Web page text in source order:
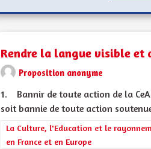
Rendre la langue visible et
Proposition anonyme
1. Bannir de toute action de la
soit bannie de toute action
Filtrer les résultats de la catégorie :
La Culture, l'Education et le
en France et en Europe